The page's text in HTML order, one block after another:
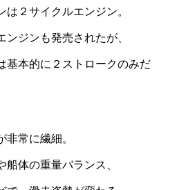
２サイクルエンジン。
ジンも発売されたが、
基本的に２ストロークのみだ
常に繊細。
体の重量バランス、